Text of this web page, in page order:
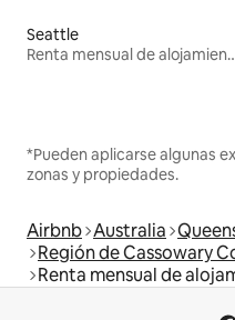
Seattle
Renta
*Pueden aplicarse algunas
zonas y propiedades.
Airbnb Australia
Región de Cassowary
Renta mensual de